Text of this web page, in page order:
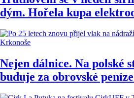
dým. Hořela kupa
Krkonoše
Nejen dálnice. Na polské
buduje za obrovské